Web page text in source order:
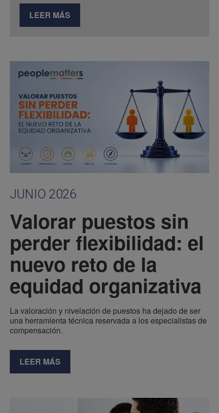
LEER MÁS
JUNIO 2026
Valorar puestos sin
perder flexibilidad: el
nuevo reto de la
equidad organizativa
La valoración y nivelación de puestos ha dejado de ser
una herramienta técnica reservada a los especialistas de
compensación.
LEER MÁS